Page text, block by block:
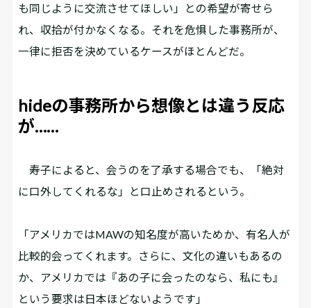
も同じように交流させてほしい」との希望が寄せら
れ、収拾が付かなくなる。それを危惧した事務所が、
一律に拒否を決めているケースがほとんどだ。
hideの事務所から想像とは違う反応
が……
寿子によると、会うのを了承する場合でも、「絶対
に口外してくれるな」と口止めされるという。
「アメリカではMAWの知名度が高いためか、有名人が
比較的会ってくれます。さらに、文化の違いもあるの
か、アメリカでは『あの子に会ったのなら、私にも』
という要求は日本ほどないようです」